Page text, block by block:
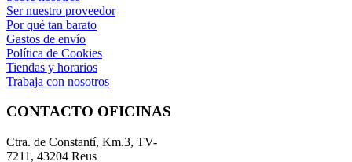
Ser nuestro proveedor
Por qué tan barato
Gastos de envío
Política de Cookies
Tiendas y horarios
Trabaja con nosotros
CONTACTO OFICINAS
Ctra. de Constantí, Km.3, TV-
7211, 43204 Reus